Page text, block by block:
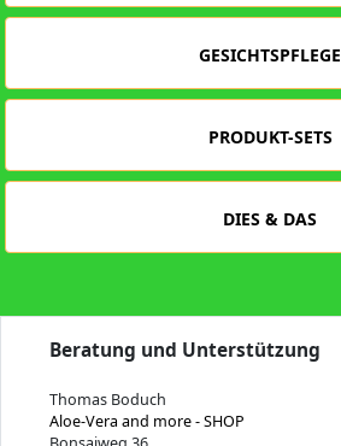
GESICHTSPFLEGE
PRODUKT-SETS
DIES & DAS
Beratung und Unterstützung
Thomas Boduch
Aloe-Vera and more - SHOP